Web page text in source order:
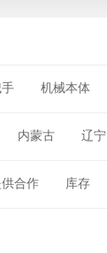
机械本体
内蒙古 辽宁
合作 库存